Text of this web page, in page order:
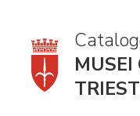
MUSEI